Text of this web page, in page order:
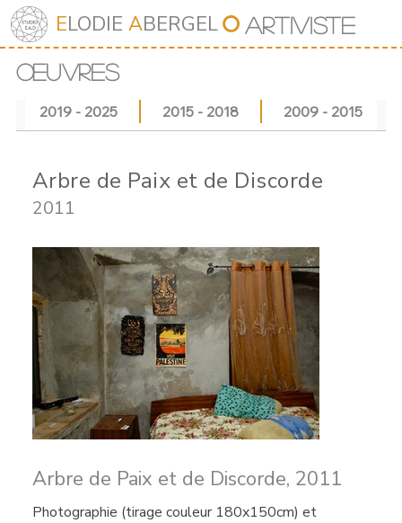
ELODIEABERGEL⭘ Artiviste
Arbre de Paix et de Discorde
2011
Arbre de Paix et de Discorde, 2011
Photographie (tirage couleur 180x150cm) et
ŒUVRES
2019 - 2025 2015 - 2018 2009 - 2015